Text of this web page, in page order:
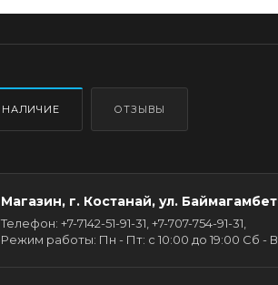
НАЛИЧИЕ ОТЗЫВЫ
Магазин, г. Костанай, ул.
Телефон: +7-7142-51-91-31, +7-707-754-91-31,
Режим работы: Пн - Пт: с 10:00 до 19:00 Сб -